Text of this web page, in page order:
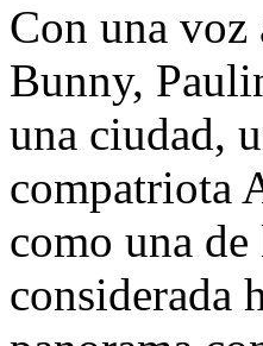
Con una voz
Bunny,
una ciudad,
compatriota
como una de
considerada